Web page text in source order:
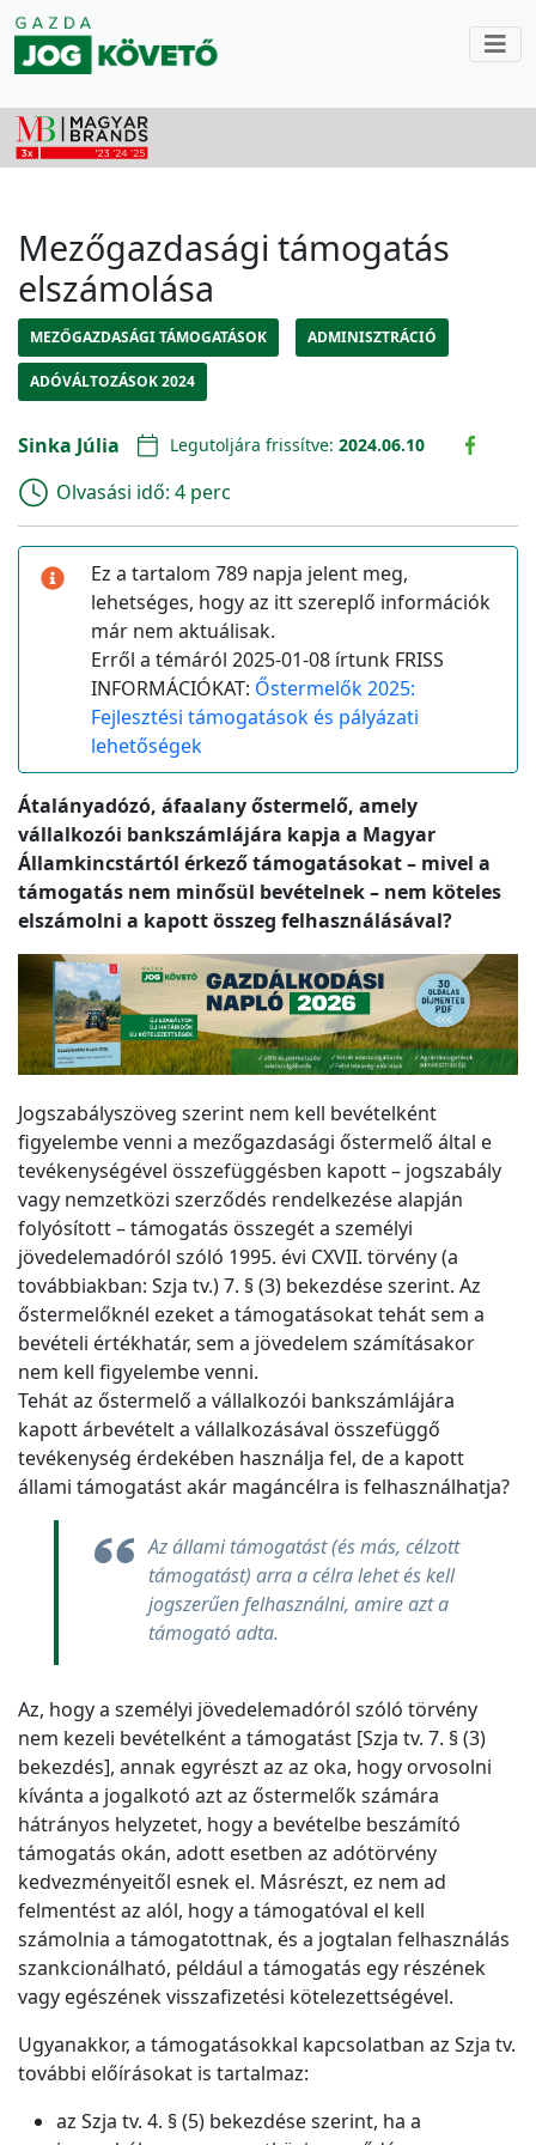
Mezőgazdasági támogatás
elszámolása
MEZŐGAZDASÁGI TÁMOGATÁSOK ADMINISZTRÁCIÓ
ADÓVÁLTOZÁSOK 2024
Sinka Júlia Legutoljára frissítve: 2024.06.10
Olvasási idő: 4 perc
Ez a tartalom 789 napja jelent meg,
lehetséges, hogy az itt szereplő információk
már nem aktuálisak.
Erről a témáról 2025-01-08 írtunk FRISS
INFORMÁCIÓKAT: Őstermelők 2025:
Fejlesztési támogatások és pályázati
lehetőségek
Átalányadózó, áfaalany őstermelő, amely
vállalkozói bankszámlájára kapja a Magyar
Államkincstártól érkező támogatásokat – mivel a
támogatás nem minősül bevételnek – nem köteles
elszámolni a kapott összeg felhasználásával?
Jogszabályszöveg szerint nem kell bevételként
figyelembe venni a mezőgazdasági őstermelő által e
tevékenységével összefüggésben kapott – jogszabály
vagy nemzetközi szerződés rendelkezése alapján
folyósított – támogatás összegét a személyi
jövedelemadóról szóló 1995. évi CXVII. törvény (a
továbbiakban: Szja tv.) 7. § (3) bekezdése szerint. Az
őstermelőknél ezeket a támogatásokat tehát sem a
bevételi értékhatár, sem a jövedelem számításakor
nem kell figyelembe venni.
Tehát az őstermelő a vállalkozói bankszámlájára
kapott árbevételt a vállalkozásával összefüggő
tevékenység érdekében használja fel, de a kapott
állami támogatást akár magáncélra is felhasználhatja?
Az állami támogatást (és más, célzott
támogatást) arra a célra lehet és kell
jogszerűen felhasználni, amire azt a
támogató adta.
Az, hogy a személyi jövedelemadóról szóló törvény
nem kezeli bevételként a támogatást [Szja tv. 7. § (3)
bekezdés], annak egyrészt az az oka, hogy orvosolni
kívánta a jogalkotó azt az őstermelők számára
hátrányos helyzetet, hogy a bevételbe beszámító
támogatás okán, adott esetben az adótörvény
kedvezményeitől esnek el. Másrészt, ez nem ad
felmentést az alól, hogy a támogatóval el kell
számolnia a támogatottnak, és a jogtalan felhasználás
szankcionálható, például a támogatás egy részének
vagy egészének visszafizetési kötelezettségével.
Ugyanakkor, a támogatásokkal kapcsolatban az Szja tv.
további előírásokat is tartalmaz:
az Szja tv. 4. § (5) bekezdése szerint, ha a